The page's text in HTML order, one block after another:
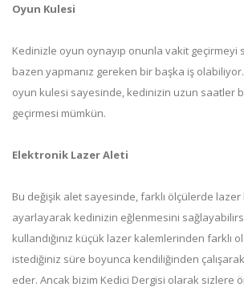
Oyun Kulesi
Kedinizle oyun oynayıp onunla vakit geçirmeyi
bazen yapmanız gereken bir başka iş
oyun kulesi sayesinde, kedinizin uzun saatler
geçirmesi mümkün.
Elektronik Lazer Aleti
Bu değişik alet sayesinde, farklı ölçülerde lazer
ayarlayarak kedinizin eğlenmesini
kullandığınız küçük lazer kalemlerinden farklı
istediğiniz süre boyunca kendiliğinden
eder. Ancak bizim Kedici Dergisi olarak sizlere